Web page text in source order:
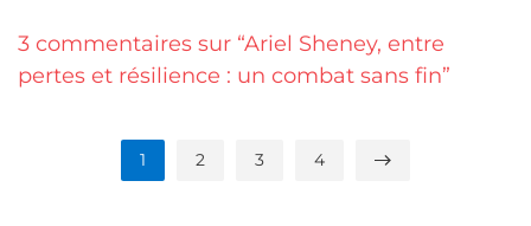
3 commentaires sur “Ariel Sheney, entre
pertes et résilience : un combat sans fin”
1 2 3 4